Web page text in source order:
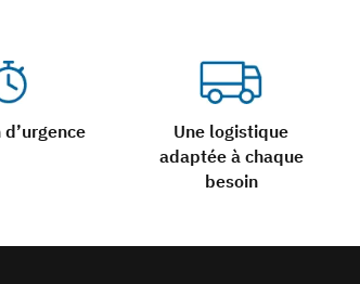
Une logistique
adaptée à chaque
besoin